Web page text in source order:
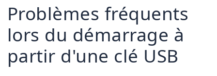
Problèmes fréquents
lors du démarrage à
partir d'une clé USB